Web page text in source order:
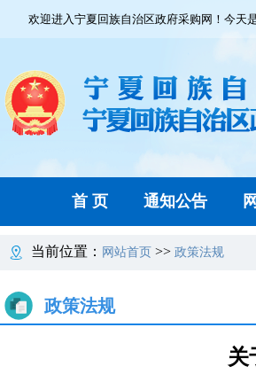
欢迎进入宁夏回族自治区政府采购网！今天
首 页 通知公告
当前位置： 网站首页 >> 政策法规
政策法规
关